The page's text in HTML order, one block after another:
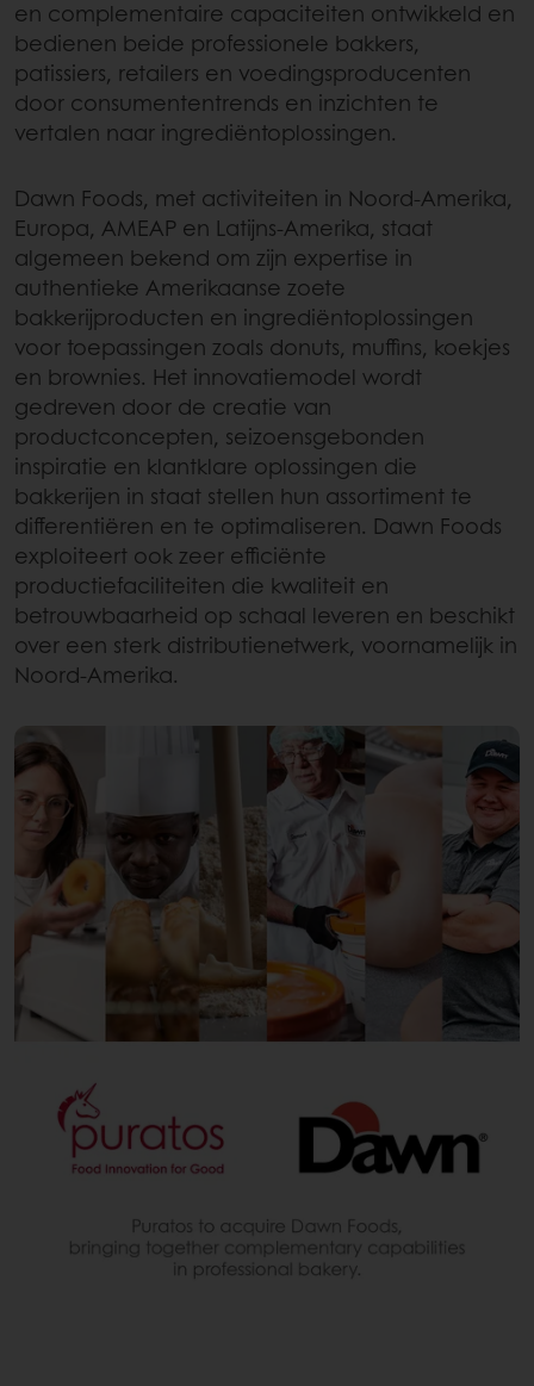
en complementaire capaciteiten ontwikkeld en
bedienen beide professionele bakkers,
patissiers, retailers en voedingsproducenten
door consumententrends en inzichten te
vertalen naar ingrediëntoplossingen.
Dawn Foods, met activiteiten in Noord-Amerika,
Europa, AMEAP en Latijns-Amerika, staat
algemeen bekend om zijn expertise in
authentieke Amerikaanse zoete
bakkerijproducten en ingrediëntoplossingen
voor toepassingen zoals donuts, muffins, koekjes
en brownies. Het innovatiemodel wordt
gedreven door de creatie van
productconcepten, seizoensgebonden
inspiratie en klantklare oplossingen die
bakkerijen in staat stellen hun assortiment te
differentiëren en te optimaliseren. Dawn Foods
exploiteert ook zeer efficiënte
productiefaciliteiten die kwaliteit en
betrouwbaarheid op schaal leveren en beschikt
over een sterk distributienetwerk, voornamelijk in
Noord-Amerika.